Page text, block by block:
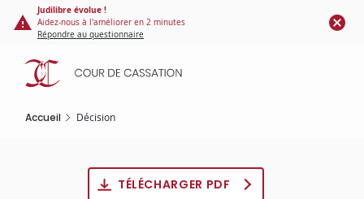
Panneau de gestion des cookies
contenu
principal
Judilibre évolue !
Aidez-nous à l'améliorer en 2 minutes
Répondre au questionnaire
Accueil Décision
TÉLÉCHARGER PDF